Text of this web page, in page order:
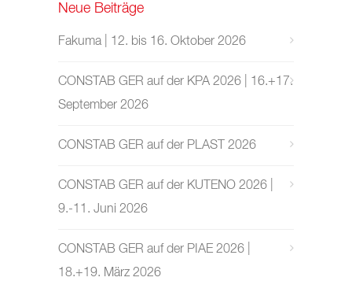
Neue Beiträge
Fakuma | 12. bis 16. Oktober 2026
CONSTAB GER auf der KPA 2026 | 16.+17.
September 2026
CONSTAB GER auf der PLAST 2026
CONSTAB GER auf der KUTENO 2026 |
9.-11. Juni 2026
CONSTAB GER auf der PIAE 2026 |
18.+19. März 2026